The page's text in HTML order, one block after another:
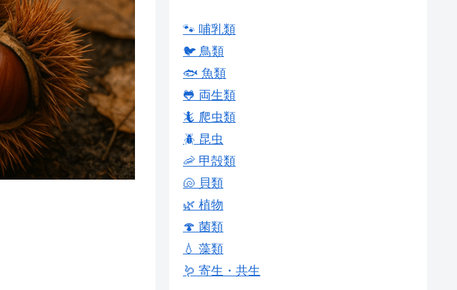
🐾 哺乳類
🐦 鳥類
🐟 魚類
🐸 両生類
🦎 爬虫類
🪲 昆虫
🦐 甲殻類
🐚 貝類
🌿 植物
🍄 菌類
💧 藻類
🪱 寄生・共生